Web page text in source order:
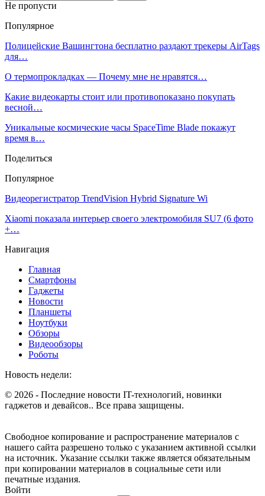
Не пропусти
Популярное
Полицейские Вашингтона бесплатно раздают трекеры AirTags
для…
О термопрокладках — Почему мне не нравятся…
Какие видеокарты стоит или противопоказано покупать
весной…
Уникальные космические часы SpaceTime Blade покажут
время в…
Поделиться
Популярное
Видеорегистратор TrendVision Hybrid Signature Wi
Xiaomi показала интерьер своего электромобиля SU7 (6 фото
+…
Навигация
Главная
Смартфоны
Гаджеты
Новости
Планшеты
Ноутбуки
Обзоры
Видеообзоры
Роботы
Новость недели:
© 2026 - Последние новости IT-технологий, новинки
гаджетов и девайсов.. Все права защищены.
Свободное копирование и распространение материалов с
нашего сайта разрешено только с указанием активной ссылки
на источник. Указание ссылки также является обязательным
при копировании материалов в социальные сети или
печатные издания.
Войти